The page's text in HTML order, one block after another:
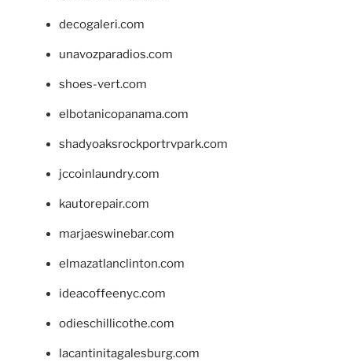
decogaleri.com
unavozparadios.com
shoes-vert.com
elbotanicopanama.com
shadyoaksrockportrvpark.com
jccoinlaundry.com
kautorepair.com
marjaeswinebar.com
elmazatlanclinton.com
ideacoffeenyc.com
odieschillicothe.com
lacantinitagalesburg.com